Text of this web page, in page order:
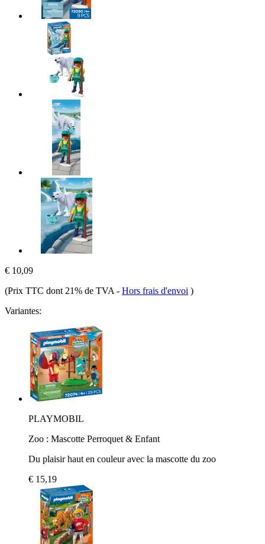
€ 10,09
(Prix TTC dont 21% de TVA - Hors frais d'envoi )
Variantes:
PLAYMOBIL
Zoo : Mascotte Perroquet & Enfant
Du plaisir haut en couleur avec la mascotte du zoo
€ 15,19